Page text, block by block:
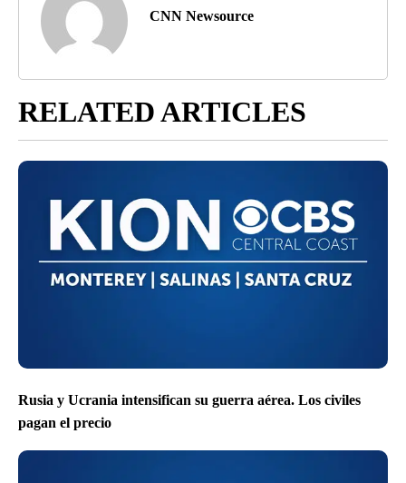
CNN Newsource
RELATED ARTICLES
Rusia y Ucrania intensifican su guerra aérea. Los civiles
pagan el precio